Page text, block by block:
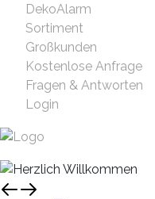
DekoAlarm
Sortiment
Großkunden
Kostenlose Anfrage
Fragen & Antworten
Login